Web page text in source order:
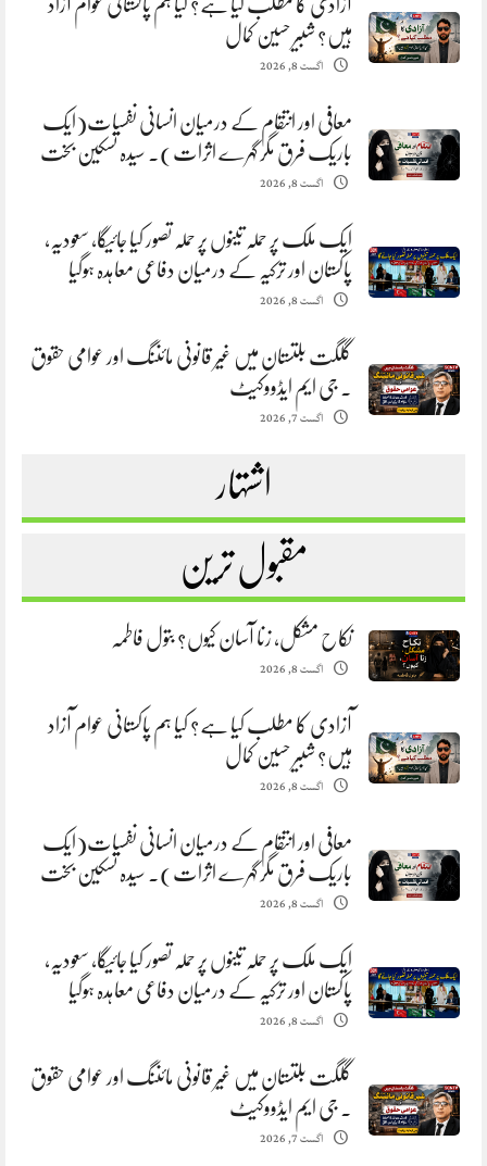
آزادی کا مطلب کیا ہے؟ کیا ہم پاکستانی عوام آزاد
ہیں؟ شبیر حسین کمال
اگست 8, 2026
معافی اور انتقام کے درمیان انسانی نفسیات(ایک
باریک فرق مگر گہرے اثرات). سیدہ تسکین بخت
اگست 8, 2026
ایک ملک پر حملہ تینوں پر حملہ تصور کیا جائیگا، سعودیہ،
پاکستان اور ترکیہ کے درمیان دفاعی معاہدہ ہوگیا
اگست 8, 2026
گلگت بلتستان میں غیر قانونی مائننگ اور عوامی حقوق
. جی ایم ایڈووکیٹ
اگست 7, 2026
اشتہار
مقبول ترین
نکاح مشکل، زنا آسان کیوں؟ بتول فاطمہ
اگست 8, 2026
آزادی کا مطلب کیا ہے؟ کیا ہم پاکستانی عوام آزاد
ہیں؟ شبیر حسین کمال
اگست 8, 2026
معافی اور انتقام کے درمیان انسانی نفسیات(ایک
باریک فرق مگر گہرے اثرات). سیدہ تسکین بخت
اگست 8, 2026
ایک ملک پر حملہ تینوں پر حملہ تصور کیا جائیگا، سعودیہ،
پاکستان اور ترکیہ کے درمیان دفاعی معاہدہ ہوگیا
اگست 8, 2026
گلگت بلتستان میں غیر قانونی مائننگ اور عوامی حقوق
. جی ایم ایڈووکیٹ
اگست 7, 2026